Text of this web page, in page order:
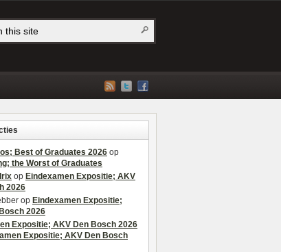
Best of Graduates 2026 op
the Worst of Graduates
op Eindexamen Expositie; AKV
2026
op Eindexamen Expositie;
2026
Expositie; AKV Den Bosch 2026
Expositie; AKV Den Bosch